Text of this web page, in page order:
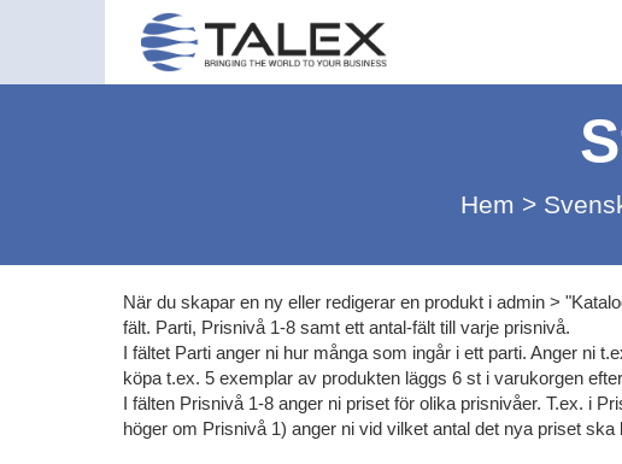
Hem >
När du skapar en ny eller redigerar en produkt i admin >
fält. Parti, Prisnivå 1-8 samt ett antal-fält till varje prisnivå.
I fältet Parti anger ni hur många som ingår i ett parti. Anger ni
köpa t.ex. 5 exemplar av produkten läggs 6 st i varukorgen
I fälten Prisnivå 1-8 anger ni priset för olika prisnivåer. T.ex. i
höger om Prisnivå 1) anger ni vid vilket antal det nya priset ska